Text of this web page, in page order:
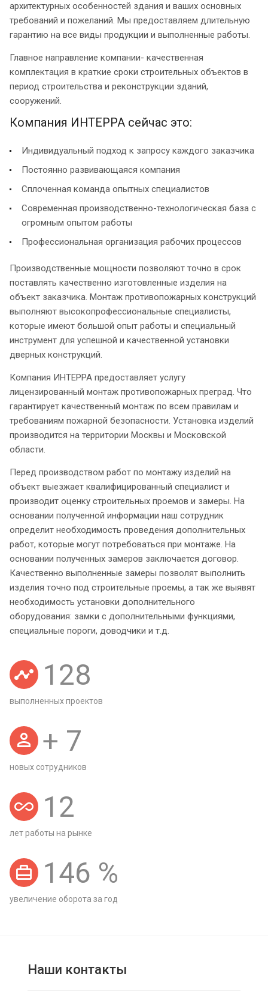
архитектурных особенностей здания и ваших основных
требований и пожеланий. Мы предоставляем длительную
гарантию на все виды продукции и выполненные работы.
Главное направление компании- качественная
комплектация в краткие сроки строительных объектов в
период строительства и реконструкции зданий,
сооружений.
Компания ИНТЕРРА сейчас это:
Индивидуальный подход к запросу каждого заказчика
Постоянно развивающаяся компания
Сплоченная команда опытных специалистов
Современная производственно-технологическая база с
огромным опытом работы
Профессиональная организация рабочих процессов
Производственные мощности позволяют точно в срок
поставлять качественно изготовленные изделия на
объект заказчика. Монтаж противопожарных конструкций
выполняют высокопрофессиональные специалисты,
которые имеют большой опыт работы и специальный
инструмент для успешной и качественной установки
дверных конструкций.
Компания ИНТЕРРА предоставляет услугу
лицензированный монтаж противопожарных преград. Что
гарантирует качественный монтаж по всем правилам и
требованиям пожарной безопасности. Установка изделий
производится на территории Москвы и Московской
области.
Перед производством работ по монтажу изделий на
объект выезжает квалифицированный специалист и
производит оценку строительных проемов и замеры. На
основании полученной информации наш сотрудник
определит необходимость проведения дополнительных
работ, которые могут потребоваться при монтаже. На
основании полученных замеров заключается договор.
Качественно выполненные замеры позволят выполнить
изделия точно под строительные проемы, а так же выявят
необходимость установки дополнительного
оборудования: замки с дополнительными функциями,
специальные пороги, доводчики и т.д.
128
выполненных проектов
+ 7
новых сотрудников
12
лет работы на рынке
146 %
увеличение оборота за год
Наши контакты